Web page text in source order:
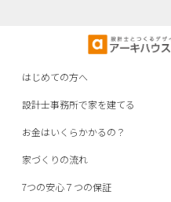
はじめての方へ
設計士事務所で家を建てる
お金はいくらかかるの？
家づくりの流れ
7つの安心７つの保証